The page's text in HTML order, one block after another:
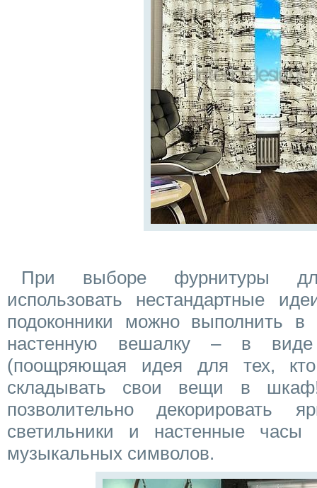
При выборе фурнитуры
использовать нестандартные
подоконники можно выполнить
настенную вешалку – в виде
(поощряющая идея для тех,
складывать свои вещи в
позволительно декорировать
светильники и настенные
музыкальных символов.